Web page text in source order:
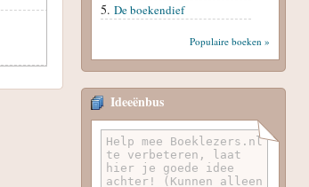
De boekendief
Populaire boeken »
Ideeënbus